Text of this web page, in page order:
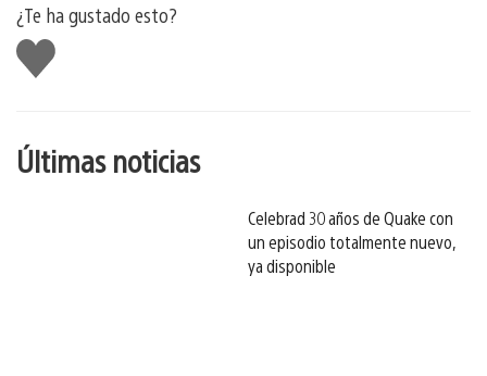
¿Te ha gustado esto?
Me
gusta
Últimas noticias
Celebrad 30 años de Quake con
un episodio totalmente nuevo,
ya disponible